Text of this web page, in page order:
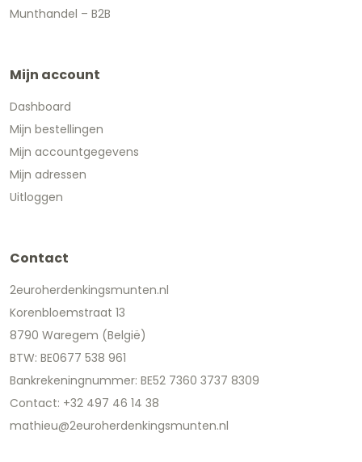
Munthandel – B2B
Mijn account
Dashboard
Mijn bestellingen
Mijn accountgegevens
Mijn adressen
Uitloggen
Contact
2euroherdenkingsmunten.nl
Korenbloemstraat 13
8790 Waregem (België)
BTW: BE0677 538 961
Bankrekeningnummer: BE52 7360 3737 8309
Contact: +32 497 46 14 38
mathieu@2euroherdenkingsmunten.nl